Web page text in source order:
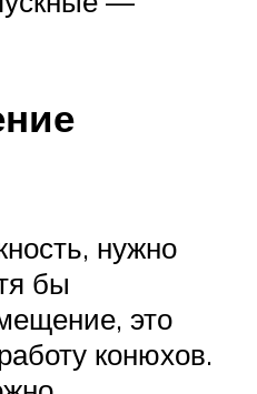
нужно
бы
это
конюхов.